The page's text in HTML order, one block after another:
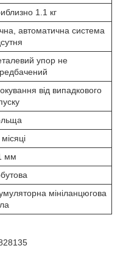
1.1 кг
автоматична система
упор не
від випадкового
мм
мініланцюгова